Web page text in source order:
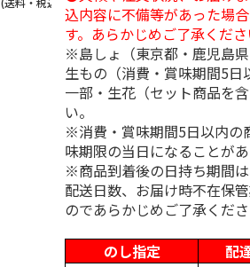
込内容に不備等があった場
す。あらかじめご了承くださ
※島しょ（東京都・鹿児島
生もの（消費・賞味期間5
一部・生花（セット商品を
い。
※消費・賞味期間5日以内の
味期限の当日になることが
※商品到着後の日持ち期間
配送日数、お届け時不在保
のであらかじめご了承くださ
のし指定
配